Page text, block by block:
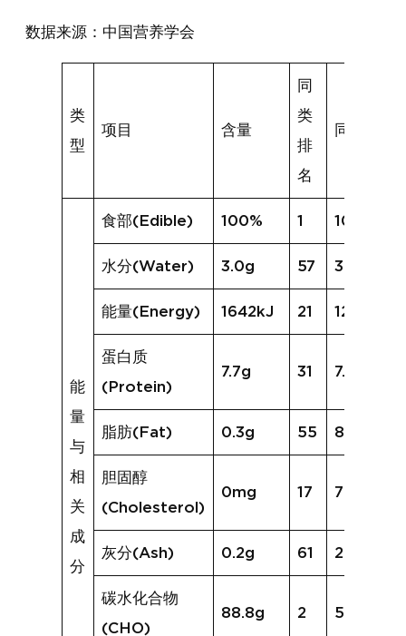
数据来源：中国营养学会
类
型
项目 含量
同
类
排
名
同类均值
能
量
与
相
关
成
分
食部(Edible) 100% 1 100%
水分(Water) 3.0g 57 30.9g
能量(Energy) 1642kJ 21 1298kJ
蛋白质
(Protein)
7.7g 31 7.7g
脂肪(Fat) 0.3g 55 8.9g
胆固醇
(Cholesterol)
0mg 17 7mg
灰分(Ash) 0.2g 61 2.4g
碳水化合物
(CHO)
88.8g 2 50.0g